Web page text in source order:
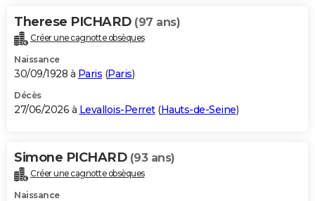
Therese PICHARD (97 ans)
Créer une cagnotte obsèques
Naissance
30/09/1928 à Paris (Paris)
Décès
27/06/2026 à Levallois-Perret(Hauts-de-Seine)
Simone PICHARD (93 ans)
Créer une cagnotte obsèques
Naissance